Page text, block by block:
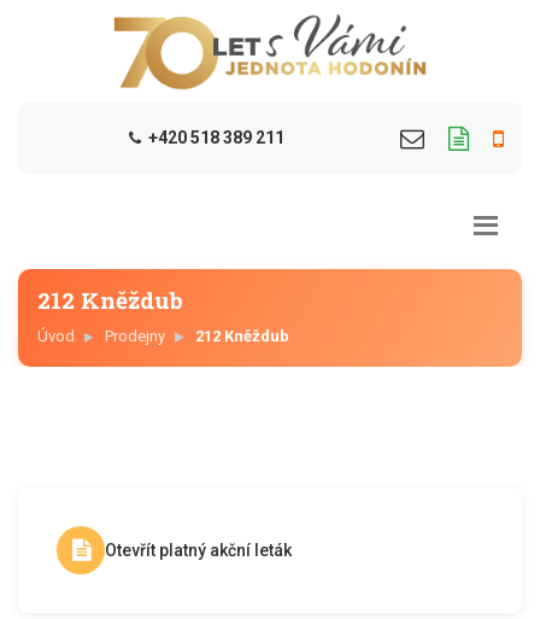
+420 518 389 211
212 Kněždub
Úvod Prodejny 212 Kněždub
Otevřít platný akční leták